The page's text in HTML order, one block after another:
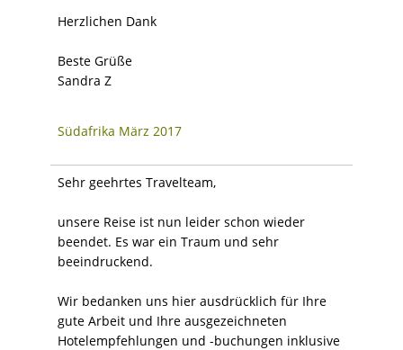
Herzlichen Dank
Beste Grüße
Sandra Z
Südafrika März 2017
Sehr geehrtes Travelteam,
unsere Reise ist nun leider schon wieder
beendet. Es war ein Traum und sehr
beeindruckend.
Wir bedanken uns hier ausdrücklich für Ihre
gute Arbeit und Ihre ausgezeichneten
Hotelempfehlungen und -buchungen inklusive